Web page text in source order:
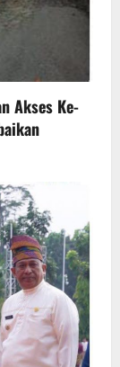
Akses Ke-